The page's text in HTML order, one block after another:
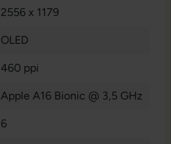
2556 x 1179
OLED
460 ppi
Apple A16 Bionic @ 3,5 GHz
6